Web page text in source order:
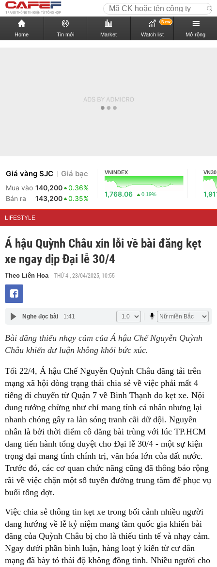
Home Tin mới Market Watch list
New
Mở rộng
Giá vàng SJC Giá bạc
Mua vào 140,200
0.36%
Bán ra
143,200 0.35%
VNINDEX
1,768.06 0.19%
VN30
LIFESTYLE
Á hậu Quỳnh Châu xin lỗi về bài đăng kẹt
xe ngay dịp Đại lễ 30/4
Theo Liên Hoa - THỨ 4 , 23/04/2025, 10:55
Nghe đọc bài 1:41
Bài đăng thiếu nhạy cảm của Á hậu Chế Nguyễn Quỳnh
Châu khiến dư luận không khỏi bức xúc.
Tối 22/4, Á hậu Chế Nguyễn Quỳnh Châu đăng tải trên
mạng xã hội dòng trạng thái chia sẻ về việc phải mất 4
tiếng di chuyển từ Quận 7 về Bình Thạnh do kẹt xe. Nội
dung tưởng chừng như chỉ mang tính cá nhân nhưng lại
nhanh chóng gây ra làn sóng tranh cãi dữ dội. Nguyên
nhân là bởi thời điểm cô đăng bài trùng với lúc TP.HCM
đang tiến hành tổng duyệt cho Đại lễ 30/4 - một sự kiện
trọng đại mang tính chính trị, văn hóa lớn của đất nước.
Trước đó, các cơ quan chức năng cũng đã thông báo rộng
rãi về việc chặn một số tuyến đường trung tâm để phục vụ
buổi tổng dợt.
Việc chia sẻ thông tin kẹt xe trong bối cảnh nhiều người
đang hướng về lễ kỷ niệm mang tầm quốc gia khiến bài
đăng của Quỳnh Châu bị cho là thiếu tinh tế và nhạy cảm.
Ngay dưới phần bình luận, hàng loạt ý kiến từ cư dân
mạng đã bày tỏ thái độ không đồng tình. Nhiều người cho